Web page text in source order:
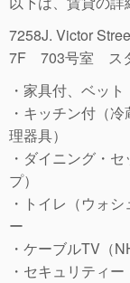
7258J. Victor
7F 703号室 スタ
・家具付、ベッ
・キッチン付（
理器具）
・ダイニング・
プ）
・トイレ（ウォ
ー
・ケーブルTV（
・セキュリティ